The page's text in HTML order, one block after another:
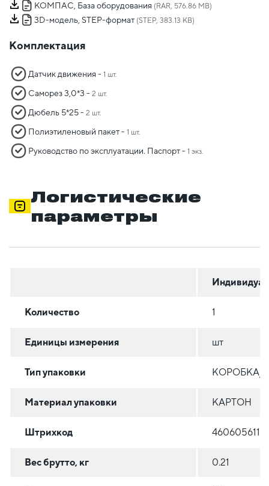
КОМПАС, База оборудования (RAR, 576.86 MB)
3D-модель, STEP-формат (STEP, 383.13 KB)
Комплектация
Датчик движения - 1 шт.
Саморез 3,0*3 - 2 шт.
Дюбель 5*25 - 2 шт.
Полиэтиленовый пакет - 1 шт.
Руководство по эксплуатации. Паспорт - 1 экз.
Логистические
параметры
Количество 1
Единицы измерения шт
Тип упаковки КОРОБКА/
Материал упаковки КАРТОН
Штрихкод
Вес брутто, кг 0.21